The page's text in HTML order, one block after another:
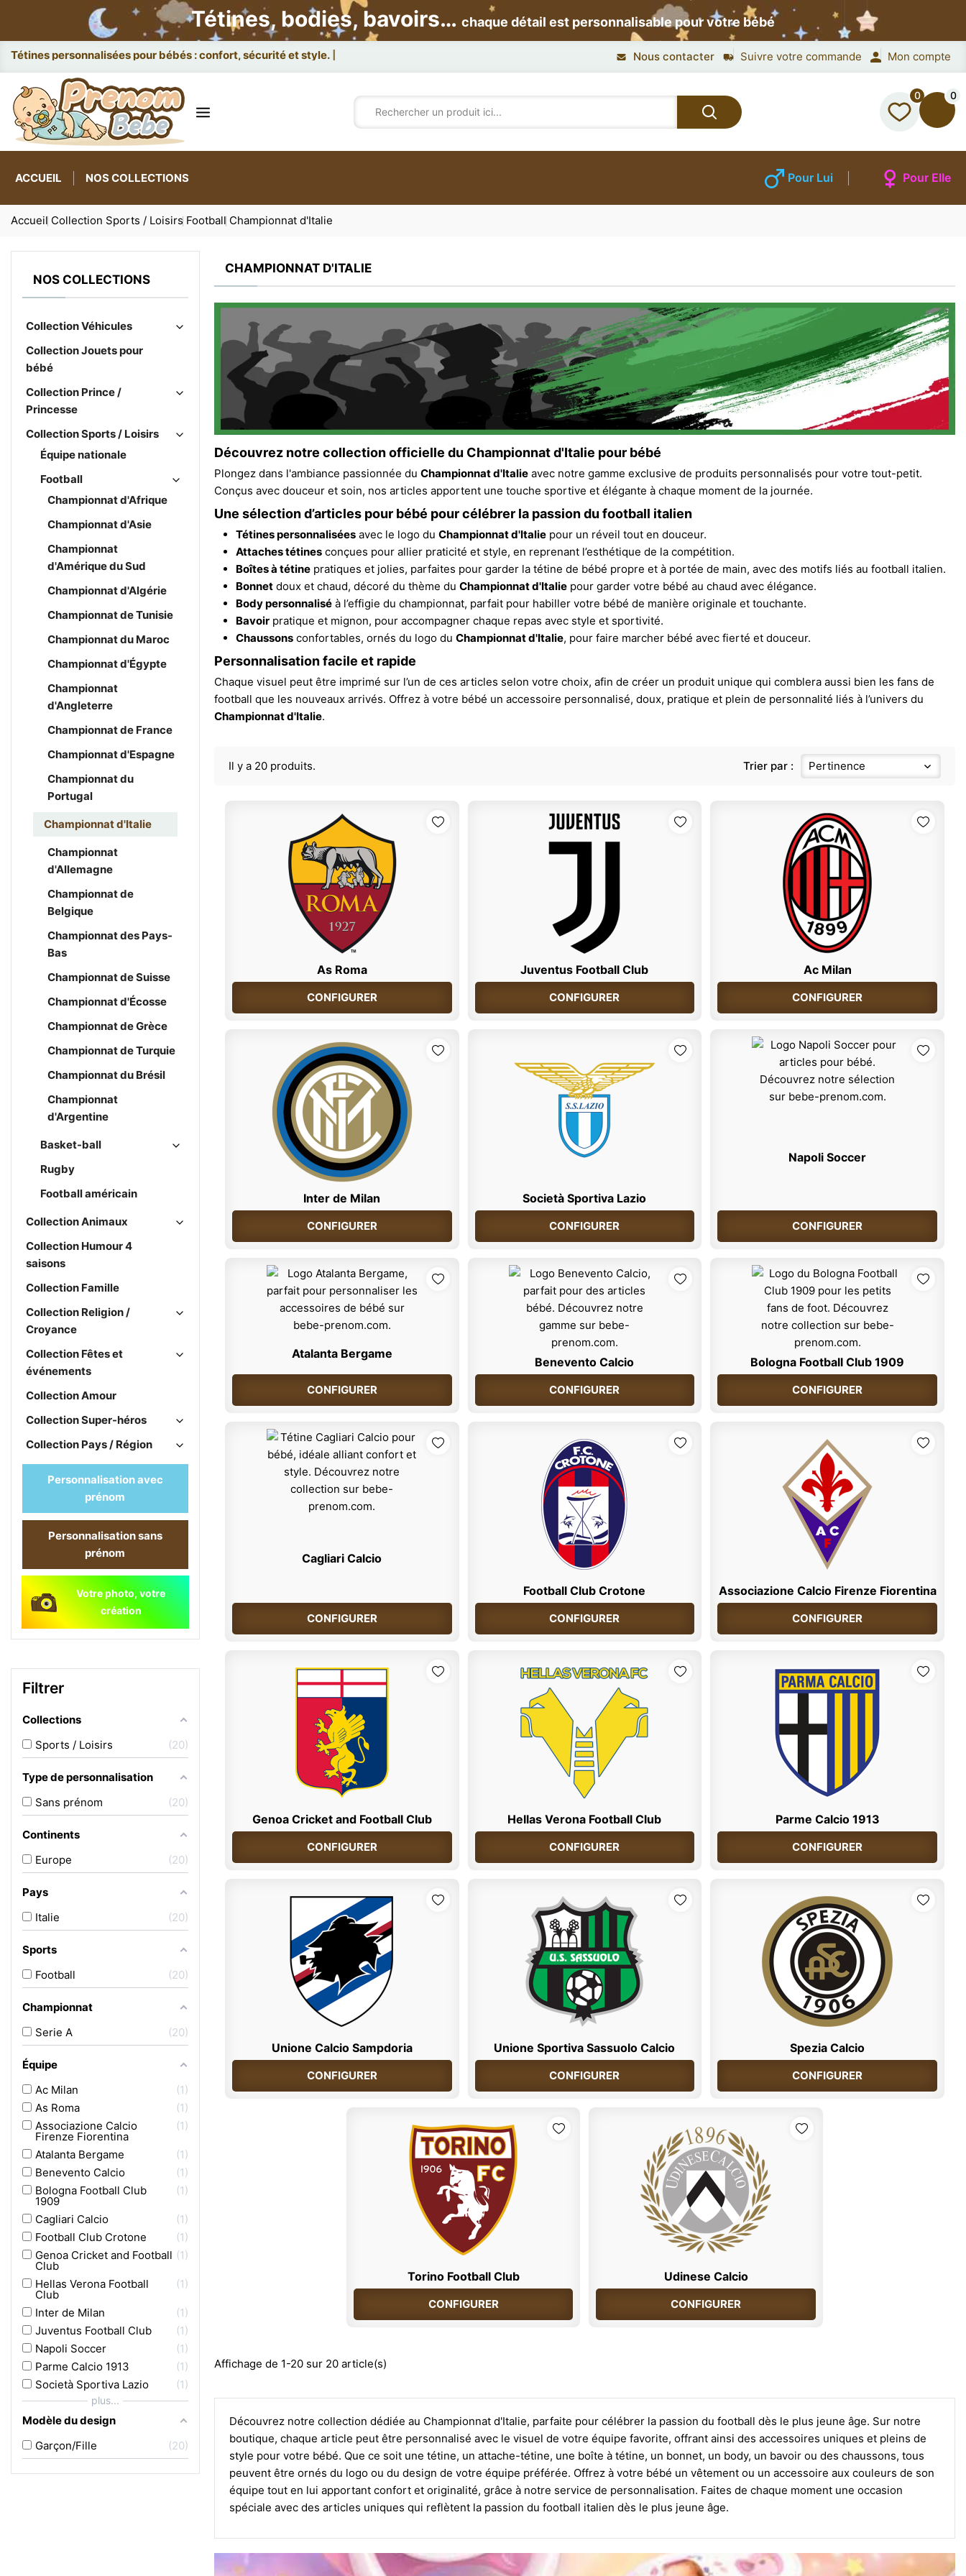
Tétines, bodies, bavoirs… chaque détail est personnalisable pour votre bébé
Attaches Nous contacter Suivre votre commande Mon compte
0 0
ACCUEIL NOS COLLECTIONS Pour Lui Pour Elle
Accueil Collection Sports / Loisirs Football Championnat d'Italie
NOS COLLECTIONS
Collection Véhicules
Collection Jouets pour
bébé
Collection Prince /
Princesse
Collection Sports / Loisirs
Équipe nationale
Football
Championnat d'Afrique
Championnat d'Asie
Championnat
d'Amérique du Sud
Championnat d'Algérie
Championnat de Tunisie
Championnat du Maroc
Championnat d'Égypte
Championnat
d'Angleterre
Championnat de France
Championnat d'Espagne
Championnat du
Portugal
Championnat d'Italie
Championnat
d'Allemagne
Championnat de
Belgique
Championnat des Pays-
Bas
Championnat de Suisse
Championnat d'Écosse
Championnat de Grèce
Championnat de Turquie
Championnat du Brésil
Championnat
d'Argentine
Basket-ball
Rugby
Football américain
Collection Animaux
Collection Humour 4
saisons
Collection Famille
Collection Religion /
Croyance
Collection Fêtes et
événements
Collection Amour
Collection Super-héros
Collection Pays / Région
Personnalisation avec
prénom
Personnalisation sans
prénom
Votre photo, votre
création
Filtrer
Collections
Sports / Loisirs
20
Type de personnalisation
Sans prénom
20
Continents
Europe
20
Pays
Italie
20
Sports
Football
20
Championnat
Serie A
20
Équipe
Ac Milan
1
As Roma
1
Associazione Calcio
Firenze Fiorentina
1
Atalanta Bergame
1
Benevento Calcio
1
Bologna Football Club
1909
1
Cagliari Calcio
1
Football Club Crotone
1
Genoa Cricket and Football
Club
1
Hellas Verona Football
Club
1
Inter de Milan
1
Juventus Football Club
1
Napoli Soccer
1
Parme Calcio 1913
1
Società Sportiva Lazio
1
plus...
Modèle du design
Garçon/Fille
20
CHAMPIONNAT D'ITALIE
Découvrez notre collection officielle du Championnat d'Italie pour bébé
Plongez dans l'ambiance passionnée du Championnat d'Italieavec notre gamme exclusive de produits personnalisés pour votre tout-petit.
Conçus avec douceur et soin, nos articles apportent une touche sportive et élégante à chaque moment de la journée.
Une sélection d’articles pour bébé pour célébrer la passion du football italien
Tétines personnaliséesavec le logo du Championnat d'Italiepour un réveil tout en douceur.
Attaches tétinesconçues pour allier praticité et style, en reprenant l’esthétique de la compétition.
Boîtes à tétinepratiques et jolies, parfaites pour garder la tétine de bébé propre et à portée de main, avec des motifs liés au football italien.
Bonnetdoux et chaud, décoré du thème du Championnat d'Italiepour garder votre bébé au chaud avec élégance.
Body personnaliséà l’effigie du championnat, parfait pour habiller votre bébé de manière originale et touchante.
Bavoirpratique et mignon, pour accompagner chaque repas avec style et sportivité.
Chaussonsconfortables, ornés du logo du Championnat d'Italie, pour faire marcher bébé avec fierté et douceur.
Personnalisation facile et rapide
Chaque visuel peut être imprimé sur l’un de ces articles selon votre choix, afin de créer un produit unique qui comblera aussi bien les fans de
football que les nouveaux arrivés. Offrez à votre bébé un accessoire personnalisé, doux, pratique et plein de personnalité liés à l’univers du
Championnat d'Italie.
Il y a 20 produits. Trier par : Pertinence
As Roma
CONFIGURER
Juventus Football Club
CONFIGURER
Ac Milan
CONFIGURER
Inter de Milan
CONFIGURER
Società Sportiva Lazio
CONFIGURER
Napoli Soccer
CONFIGURER
Atalanta Bergame
CONFIGURER
Benevento Calcio
CONFIGURER
Bologna Football Club 1909
CONFIGURER
Cagliari Calcio
CONFIGURER
Football Club Crotone
CONFIGURER
Associazione Calcio Firenze Fiorentina
CONFIGURER
Genoa Cricket and Football Club
CONFIGURER
Hellas Verona Football Club
CONFIGURER
Parme Calcio 1913
CONFIGURER
Unione Calcio Sampdoria
CONFIGURER
Unione Sportiva Sassuolo Calcio
CONFIGURER
Spezia Calcio
CONFIGURER
Torino Football Club
CONFIGURER
Udinese Calcio
CONFIGURER
Affichage de 1-20 sur 20 article(s)
Découvrez notre collection dédiée au Championnat d'Italie, parfaite pour célébrer la passion du football dès le plus jeune âge. Sur notre
boutique, chaque article peut être personnalisé avec le visuel de votre équipe favorite, offrant ainsi des accessoires uniques et pleins de
style pour votre bébé. Que ce soit une tétine, un attache-tétine, une boîte à tétine, un bonnet, un body, un bavoir ou des chaussons, tous
peuvent être ornés du logo ou du design de votre équipe préférée. Offrez à votre bébé un vêtement ou un accessoire aux couleurs de son
équipe tout en lui apportant confort et originalité, grâce à notre service de personnalisation. Faites de chaque moment une occasion
spéciale avec des articles uniques qui reflètent la passion du football italien dès le plus jeune âge.